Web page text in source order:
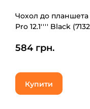
Чохол до
Pro 12.1'''' Black
584 грн.
Купити